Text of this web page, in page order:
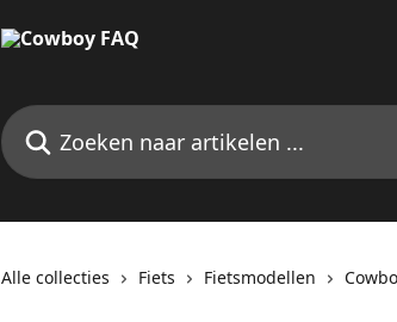
Zoeken naar artikelen ...
Alle collecties Fiets Fietsmodellen